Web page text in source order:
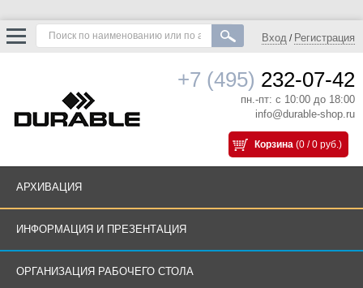
Вход / Регистрация
+7 (495) 232-07-42
пн.-пт: с 10:00 до 18:00
info@durable-shop.ru
Корзина (0 / 0 руб.)
АРХИВАЦИЯ
ИНФОРМАЦИЯ И ПРЕЗЕНТАЦИЯ
ОРГАНИЗАЦИЯ РАБОЧЕГО СТОЛА